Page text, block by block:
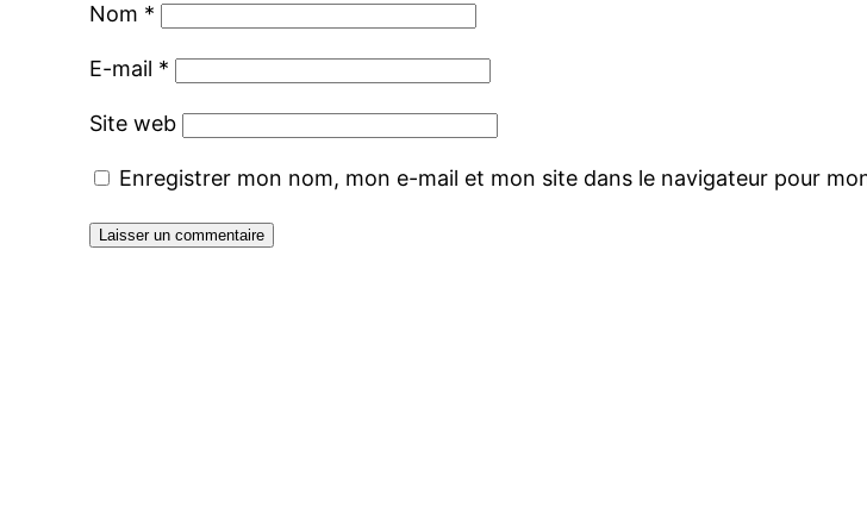
Nom *
E-mail *
Site web
Enregistrer mon nom, mon e-mail et mon site dans le navigateur pour